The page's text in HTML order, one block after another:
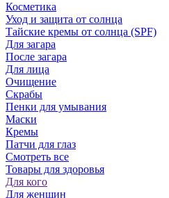
Косметика
Уход и защита от солнца
Тайские кремы от солнца (SPF)
Для загара
После загара
Для лица
Очищение
Скрабы
Пенки для умывания
Маски
Кремы
Патчи для глаз
Смотреть все
Товары для здоровья
Для кого
Для женщин